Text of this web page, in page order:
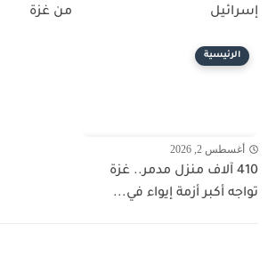
إسرائيل من غزة
الرئيسية
أغسطس 2, 2026
410 آلاف منزل مدمر.. غزة
تواجه أكبر أزمة إيواء في...